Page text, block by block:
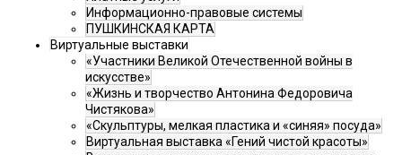
Информационно-правовые системы
ПУШКИНСКАЯ КАРТА
Виртуальные выставки
«Участники Великой Отечественной войны в
искусстве»
«Жизнь и творчество Антонина Федоровича
Чистякова»
«Скульптуры, мелкая пластика и «синяя» посуда»
Виртуальная выставка «Гений чистой красоты»